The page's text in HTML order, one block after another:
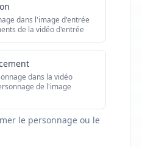
dans l'image d'entrée
de la vidéo d'entrée
dans la vidéo
de l'image
le personnage ou le